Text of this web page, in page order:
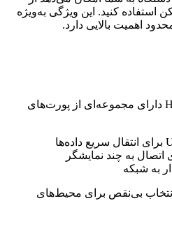
کنید. این ویژگی به‌ویژه
اهمیت بالایی دارد.
مینی کیس HP ProDesk 600 G4 دارای مجموعه‌ای از پورت‌های
انتخاب بی‌نقص برای محیط‌های